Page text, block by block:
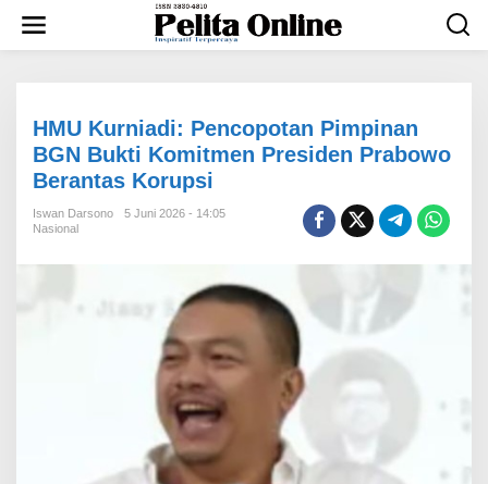
w
HMU Kurniadi: Pencopotan Pimpinan
BGN Bukti Komitmen Presiden Prabowo
Berantas Korupsi
Iswan Darsono
5 Juni 2026 - 14:05
Nasional